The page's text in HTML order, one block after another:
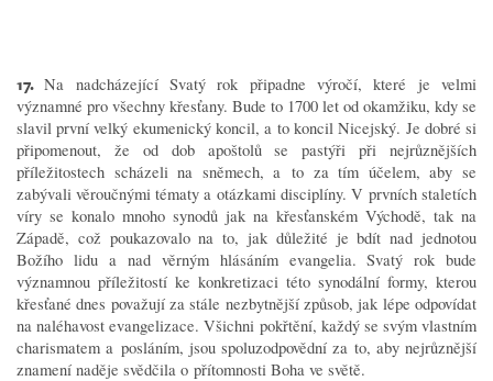
17.Na nadcházející Svatý rok připadne výročí, které je velmi
významné pro všechny křesťany. Bude to 1700 let od okamžiku, kdy se
slavil první velký ekumenický koncil, a to koncil Nicejský. Je dobré si
připomenout, že od dob apoštolů se pastýři při nejrůznějších
příležitostech scházeli na sněmech, a to za tím účelem, aby se
zabývali věroučnými tématy a otázkami disciplíny. V prvních staletích
víry se konalo mnoho synodů jak na křesťanském Východě, tak na
Západě, což poukazovalo na to, jak důležité je bdít nad jednotou
Božího lidu a nad věrným hlásáním evangelia. Svatý rok bude
významnou příležitostí ke konkretizaci této synodální formy, kterou
křesťané dnes považují za stále nezbytnější způsob, jak lépe odpovídat
na naléhavost evangelizace. Všichni pokřtění, každý se svým vlastním
charismatem a posláním, jsou spoluzodpovědní za to, aby nejrůznější
znamení naděje svědčila o přítomnosti Boha ve světě.